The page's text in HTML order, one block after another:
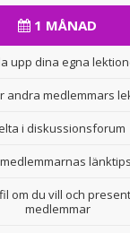
1 MÅNAD
upp dina egna
andra medlemmars
i diskussionsforum
länktips
om du vill och
medlemmar